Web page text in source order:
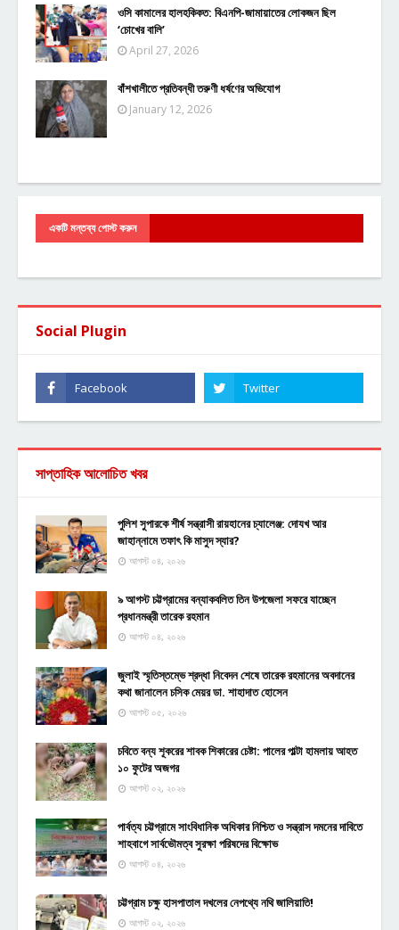
ওসি কামালের হালহকিকত: বিএনপি-জামায়াতের লোকজন ছিল
‘চোখের বালি’
April 27, 2026
বাঁশখালীতে প্রতিবন্ধী তরুণী ধর্ষণের অভিযোগ
January 12, 2026
একটি মন্তব্য পোস্ট করুন
Social Plugin
সাপ্তাহিক আলোচিত খবর
পুলিশ সুপারকে শীর্ষ সন্ত্রাসী রায়হানের চ্যালেঞ্জ: দোযখ আর
জাহান্নামে তফাৎ কি মাসুদ স্যার?
আগস্ট ০৪, ২০২৬
৯ আগস্ট চট্টগ্রামের বন্যাকবলিত তিন উপজেলা সফরে যাচ্ছেন
প্রধানমন্ত্রী তারেক রহমান
আগস্ট ০৪, ২০২৬
জুলাই স্মৃতিস্তম্ভে শ্রদ্ধা নিবেদন শেষে তারেক রহমানের অবদানের
কথা জানালেন চসিক মেয়র ডা. শাহাদাত হোসেন
আগস্ট ০৫, ২০২৬
চবিতে বন্য শূকরের শাবক শিকারের চেষ্টা: পালের পাল্টা হামলায় আহত
১০ ফুটের অজগর
আগস্ট ০২, ২০২৬
পার্বত্য চট্টগ্রামে সাংবিধানিক অধিকার নিশ্চিত ও সন্ত্রাস দমনের দাবিতে
শাহবাগে সার্বভৌমত্ব সুরক্ষা পরিষদের বিক্ষোভ
আগস্ট ০৪, ২০২৬
চট্টগ্রাম চক্ষু হাসপাতাল দখলের নেপথ্যে নথি জালিয়াতি!
আগস্ট ০২, ২০২৬